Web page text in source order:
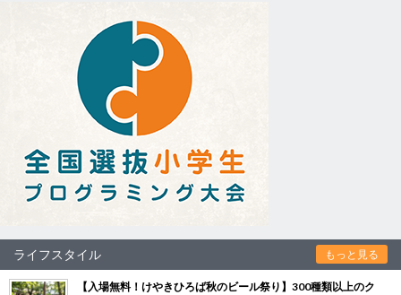
ライフスタイル もっと見る
【入場無料！けやきひろば秋のビール祭り】300種類以上のク